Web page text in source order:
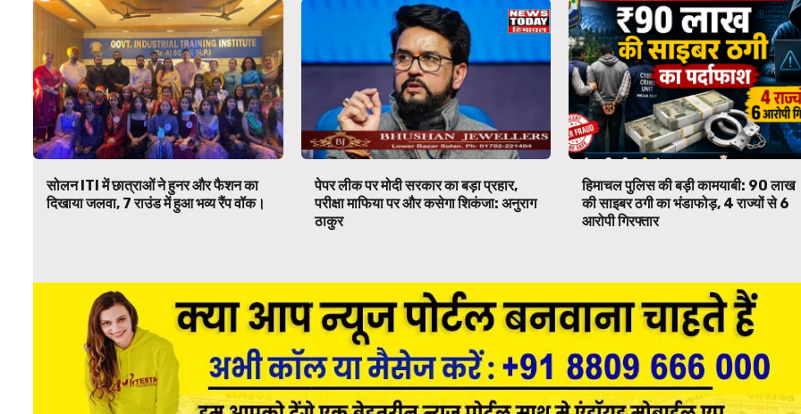
सोलन ITI में छात्राओं ने हुनर और फैशन का
दिखाया जलवा, 7 राउंड में हुआ भव्य रैंप वॉक।
पेपर लीक पर मोदी सरकार का बड़ा प्रहार,
परीक्षा माफिया पर और कसेगा शिकंजा: अनुराग
ठाकुर
हिमाचल पुलिस की बड़ी कामयाबी: ₹90 लाख
की साइबर ठगी का भंडाफोड़, 4 राज्यों से 6
आरोपी गिरफ्तार